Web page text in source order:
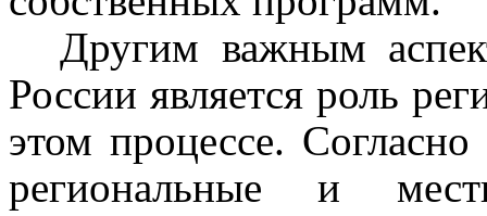
Другим важным
России является роль
этом процессе. Согласно
региональные и